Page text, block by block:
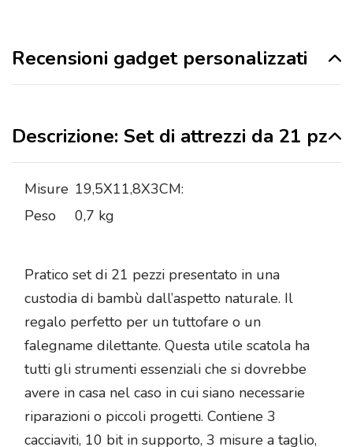
Recensioni gadget personalizzati
Descrizione: Set di attrezzi da 21 pz
Misure 19,5X11,8X3CM:
Peso
0,7 kg
Pratico set di 21 pezzi presentato in una
custodia di bambù dall’aspetto naturale. Il
regalo perfetto per un tuttofare o un
falegname dilettante. Questa utile scatola ha
tutti gli strumenti essenziali che si dovrebbe
avere in casa nel caso in cui siano necessarie
riparazioni o piccoli progetti. Contiene 3
cacciaviti, 10 bit in supporto, 3 misure a taglio,